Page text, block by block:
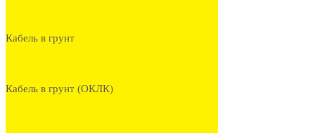
Кабель в грунт
Кабель в грунт (ОКЛК)